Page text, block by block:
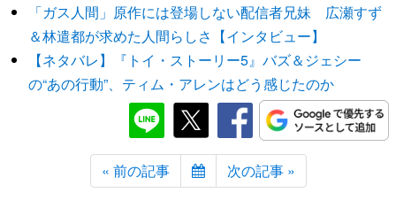
「ガス人間」原作には登場しない配信者兄妹 広瀬すず
＆林遣都が求めた人間らしさ【インタビュー】
【ネタバレ】『トイ・ストーリー5』バズ＆ジェシー
の“あの行動”、ティム・アレンはどう感じたのか
« 前の記事 次の記事 »